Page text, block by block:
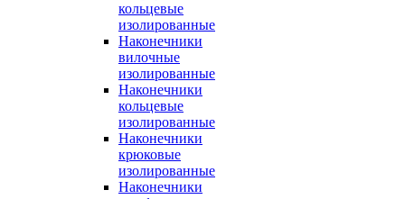
кольцевые
изолированные
Наконечники
вилочные
изолированные
Наконечники
кольцевые
изолированные
Наконечники
крюковые
изолированные
Наконечники